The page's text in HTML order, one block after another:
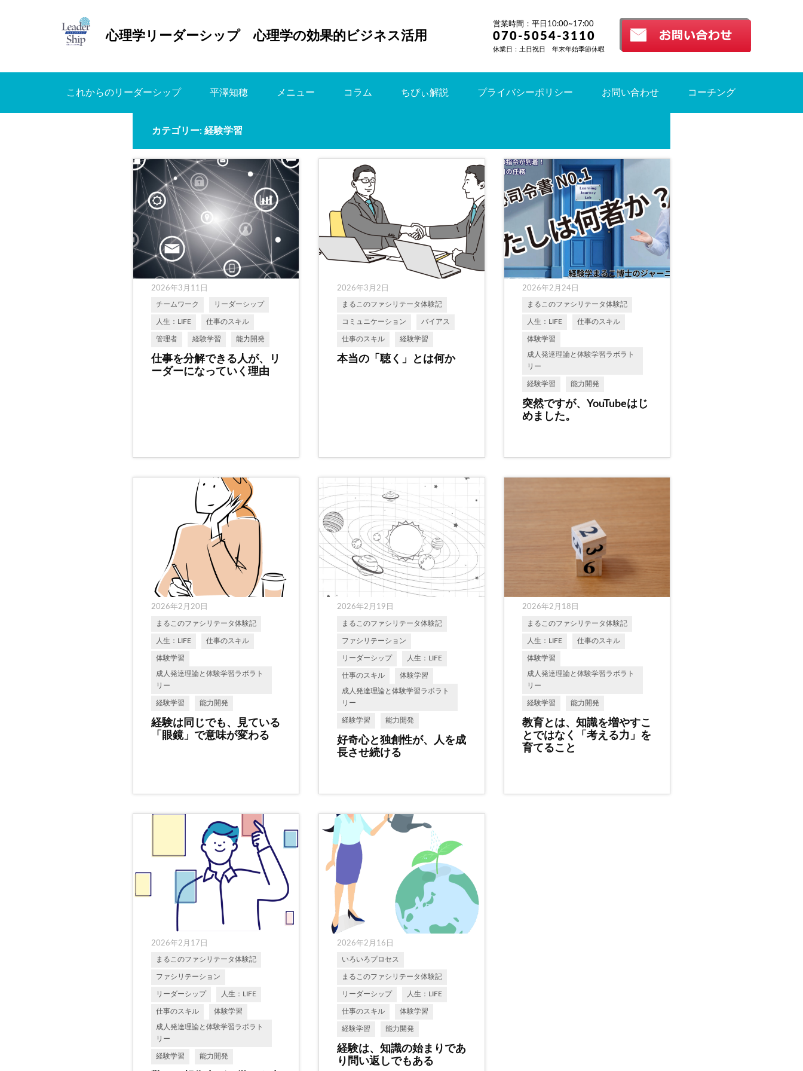
心理学リーダーシップ 心理学の効果的ビジネス活用
営業時間：平日10:00~17:00
070-5054-3110
休業日：土日祝日 年末年始季節休暇
これからのリーダーシップ 平澤知穂 メニュー コラム ちぴぃ解説 プライバシーポリシー お問い合わせ コーチング
カテゴリー: 経験学習
2026年3月11日
チームワーク リーダーシップ
人生：LIFE 仕事のスキル
管理者 経験学習 能力開発
仕事を分解できる人が、リ
ーダーになっていく理由
2026年3月2日
まるこのファシリテータ体験記
コミュニケーション バイアス
仕事のスキル 経験学習
本当の「聴く」とは何か
2026年2月24日
まるこのファシリテータ体験記
人生：LIFE 仕事のスキル
体験学習
成人発達理論と体験学習ラボラト
リー
経験学習 能力開発
突然ですが、YouTubeはじ
めました。
2026年2月20日
まるこのファシリテータ体験記
人生：LIFE 仕事のスキル
体験学習
成人発達理論と体験学習ラボラト
リー
経験学習 能力開発
経験は同じでも、見ている
「眼鏡」で意味が変わる
2026年2月19日
まるこのファシリテータ体験記
ファシリテーション
リーダーシップ 人生：LIFE
仕事のスキル 体験学習
成人発達理論と体験学習ラボラト
リー
経験学習 能力開発
好奇心と独創性が、人を成
長させ続ける
2026年2月18日
まるこのファシリテータ体験記
人生：LIFE 仕事のスキル
体験学習
成人発達理論と体験学習ラボラト
リー
経験学習 能力開発
教育とは、知識を増やすこ
とではなく「考える力」を
育てること
2026年2月17日
まるこのファシリテータ体験記
ファシリテーション
リーダーシップ 人生：LIFE
仕事のスキル 体験学習
成人発達理論と体験学習ラボラト
リー
経験学習 能力開発
2026年2月16日
いろいろプロセス
まるこのファシリテータ体験記
リーダーシップ 人生：LIFE
仕事のスキル 体験学習
経験学習 能力開発
経験は、知識の始まりであ
り問い返しでもある